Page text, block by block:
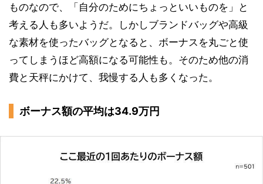
ものなので、「自分のためにちょっといいものを」と
考える人も多いようだ。しかしブランドバッグや高級
な素材を使ったバッグとなると、ボーナスを丸ごと使
ってしまうほど高額になる可能性も。そのため他の消
費と天秤にかけて、我慢する人も多くなった。
ボーナス額の平均は34.9万円